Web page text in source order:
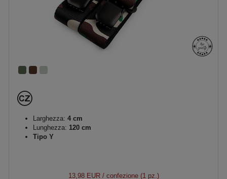
Larghezza: 4 cm
Lunghezza: 120 cm
Tipo Y
13,98 EUR/ confezione (1 pz.)